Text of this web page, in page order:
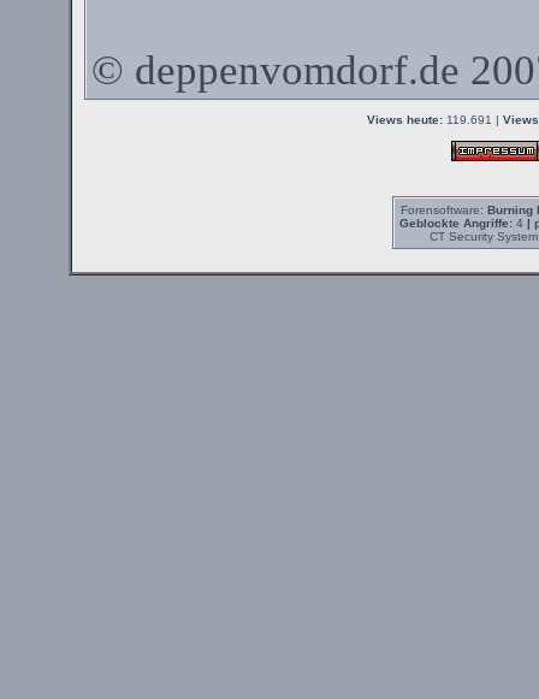
© deppenvomdorf.de
Views heute:119.691 |
Forensoftware: Burning
Geblockte Angriffe:4 |
CT Security